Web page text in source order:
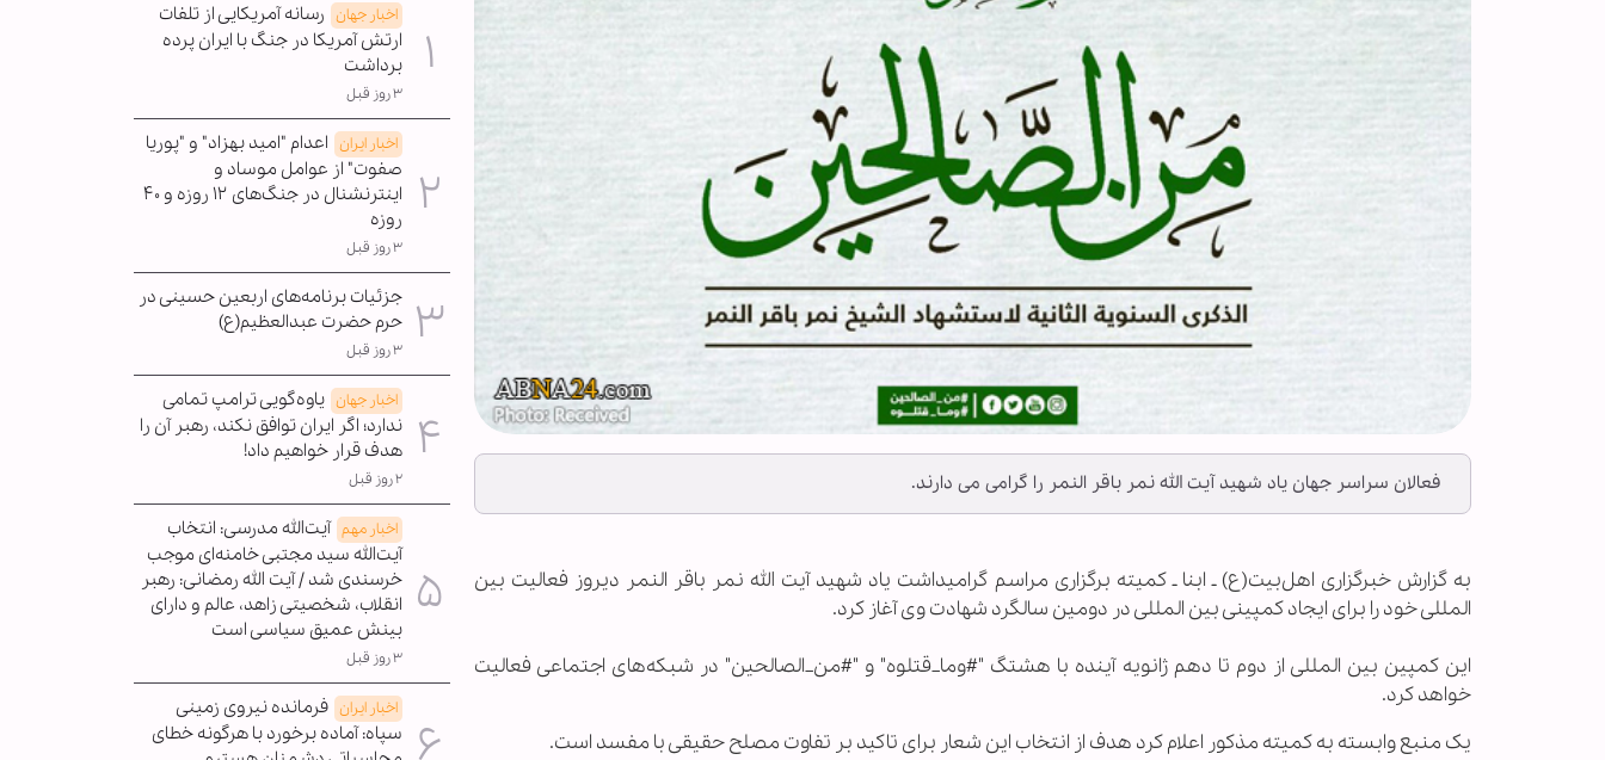
فعالان سراسر جهان یاد شهید آیت الله نمر باقر النمر را گرامی می دارند.
به گزارش خبرگزاری اهل‌بیت(ع) ـ ابنا ـ کمیته برگزاری مراسم گرامیداشت یاد شهید آیت الله نمر باقر النمر دیروز فعالیت بین
المللی خود را برای ایجاد کمپینی بین المللی در دومین سالگرد شهادت وی آغاز کرد.
این کمپین بین المللی از دوم تا دهم ژانویه آینده با هشتگ "#وما_قتلوه" و "#من_الصالحین" در شبکه‌های اجتماعی فعالیت
خواهد کرد.
یک منبع وابسته به کمیته مذکور اعلام کرد هدف از انتخاب این شعار برای تاکید بر تفاوت مصلح حقیقی با مفسد است.
اخبار جهان رسانه آمریکایی از تلفات
ارتش آمریکا در جنگ با ایران پرده
برداشت
۳ روز قبل
اخبار ایران اعدام "امید بهزاد" و "پوریا
صفوت" از عوامل موساد و
اینترنشنال در جنگ‌های ۱۲ روزه و ۴۰
روزه
۳ روز قبل
جزئیات برنامه‌های اربعین حسینی در
حرم حضرت عبدالعظیم(ع)
۳ روز قبل
اخبار جهان یاوه‌گویی ترامپ تمامی
ندارد؛ اگر ایران توافق نکند، رهبر آن را
هدف قرار خواهیم داد!
۲ روز قبل
اخبار مهم آیت‌الله مدرسی: انتخاب
آیت‌الله سید مجتبی خامنه‌ای موجب
خرسندی شد / آیت الله رمضانی: رهبر
انقلاب، شخصیتی زاهد، عالم و دارای
بینش عمیق سیاسی است
۳ روز قبل
اخبار ایران فرمانده نیروی زمینی
سپاه: آماده برخورد با هرگونه خطای